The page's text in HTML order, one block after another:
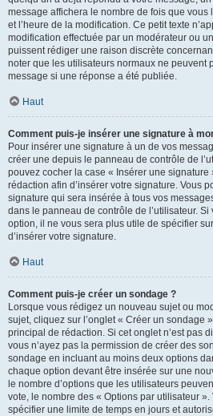
message affichera le nombre de fois que vous
et l’heure de la modification. Ce petit texte
modification effectuée par un modérateur ou
puissent rédiger une raison discrète
noter que les utilisateurs normaux ne peuvent
message si une réponse a été publiée.
Haut
Comment puis-je insérer une signature à
Pour insérer une signature à un de vos
créer une depuis le panneau de contrôle de
pouvez cocher la case « Insérer une signature
rédaction afin d’insérer votre signature. Vous
signature qui sera insérée à tous vos
dans le panneau de contrôle de l’utilisateur.
option, il ne vous sera plus utile de spécifier
d’insérer votre signature.
Haut
Comment puis-je créer un sondage ?
Lorsque vous rédigez un nouveau sujet ou
sujet, cliquez sur l’onglet « Créer un sondage
principal de rédaction. Si cet onglet n’est pas
vous n’ayez pas la permission de créer des
sondage en incluant au moins deux options
chaque option devant être insérée sur une
le nombre d’options que les utilisateurs
vote, le nombre des « Options par utilisateur
spécifier une limite de temps en jours et